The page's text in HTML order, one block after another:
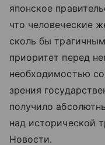
японское
что человеческие
сколь бы
приоритет перед
необходимостью
зрения
получило
над исторической
Новости.